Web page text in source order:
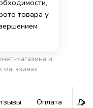
товара у
магазина и
магазинах
Оплата